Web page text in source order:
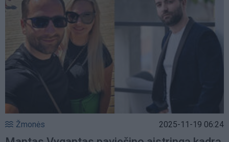
Žmonės 2025-11-19 06:24